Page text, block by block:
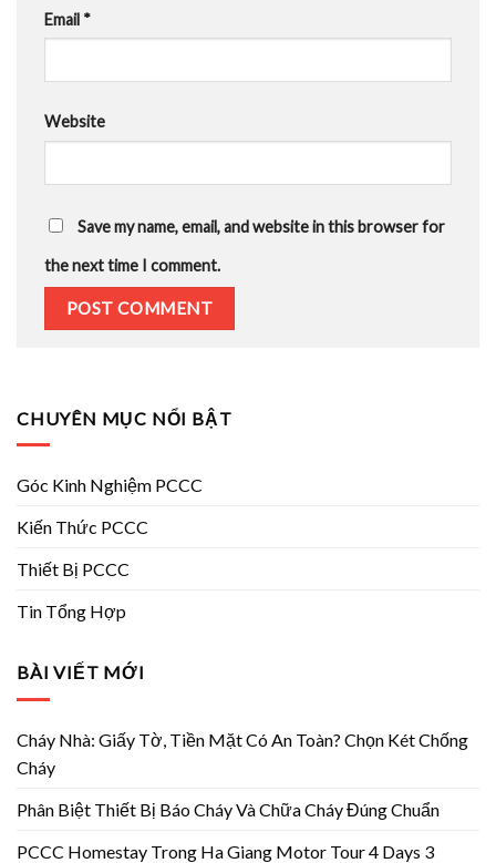
Email *
Website
Save my name, email, and website in this browser for
the next time I comment.
CHUYÊN MỤC NỔI BẬT
Góc Kinh Nghiệm PCCC
Kiến Thức PCCC
Thiết Bị PCCC
Tin Tổng Hợp
BÀI VIẾT MỚI
Cháy Nhà: Giấy Tờ, Tiền Mặt Có An Toàn? Chọn Két Chống
Cháy
Phân Biệt Thiết Bị Báo Cháy Và Chữa Cháy Đúng Chuẩn
PCCC Homestay Trong Ha Giang Motor Tour 4 Days 3